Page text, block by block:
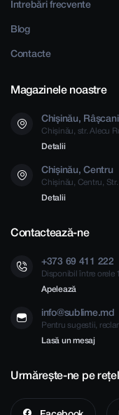
Întrebări frecvente
Blog
Contacte
Magazinele noastre
Chișinău, Râșcani
Chișinău, str. Alecu
Detalii
Chișinău, Centru
Chișinău, Centru,
Detalii
Contactează-ne
+373 69 411 222
Disponibil între orele
Apelează
info@sublime.md
Pentru sugestii,
Lasă un mesaj
Urmărește-ne pe